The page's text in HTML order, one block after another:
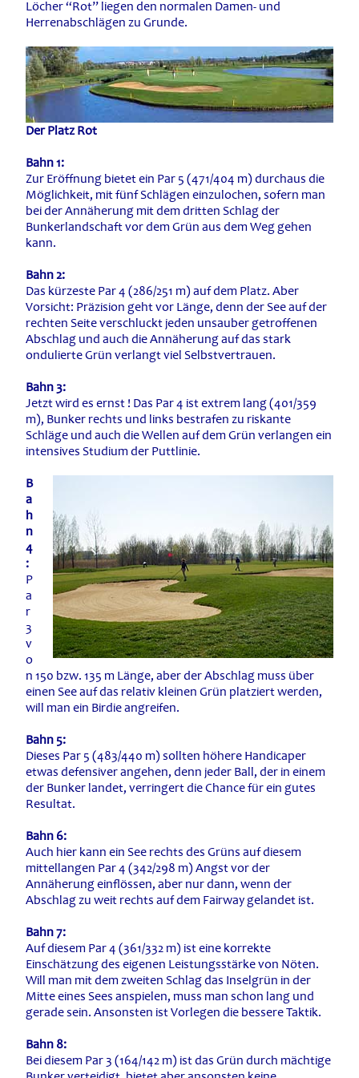
Löcher “Rot” liegen den normalen Damen- und
Herrenabschlägen zu Grunde.
Der Platz Rot
Bahn 1:
Zur Eröffnung bietet ein Par 5 (471/404 m) durchaus die
Möglichkeit, mit fünf Schlägen einzulochen, sofern man
bei der Annäherung mit dem dritten Schlag der
Bunkerlandschaft vor dem Grün aus dem Weg gehen
kann.
Bahn 2:
Das kürzeste Par 4 (286/251 m) auf dem Platz. Aber
Vorsicht: Präzision geht vor Länge, denn der See auf der
rechten Seite verschluckt jeden unsauber getroffenen
Abschlag und auch die Annäherung auf das stark
ondulierte Grün verlangt viel Selbstvertrauen.
Bahn 3:
Jetzt wird es ernst ! Das Par 4 ist extrem lang (401/359
m), Bunker rechts und links bestrafen zu riskante
Schläge und auch die Wellen auf dem Grün verlangen ein
intensives Studium der Puttlinie.
B
a
h
n
4
:
P
a
r
3
v
o
n 150 bzw. 135 m Länge, aber der Abschlag muss über
einen See auf das relativ kleinen Grün platziert werden,
will man ein Birdie angreifen.
Bahn 5:
Dieses Par 5 (483/440 m) sollten höhere Handicaper
etwas defensiver angehen, denn jeder Ball, der in einem
der Bunker landet, verringert die Chance für ein gutes
Resultat.
Bahn 6:
Auch hier kann ein See rechts des Grüns auf diesem
mittellangen Par 4 (342/298 m) Angst vor der
Annäherung einflössen, aber nur dann, wenn der
Abschlag zu weit rechts auf dem Fairway gelandet ist.
Bahn 7:
Auf diesem Par 4 (361/332 m) ist eine korrekte
Einschätzung des eigenen Leistungsstärke von Nöten.
Will man mit dem zweiten Schlag das Inselgrün in der
Mitte eines Sees anspielen, muss man schon lang und
gerade sein. Ansonsten ist Vorlegen die bessere Taktik.
Bahn 8:
Bei diesem Par 3 (164/142 m) ist das Grün durch mächtige